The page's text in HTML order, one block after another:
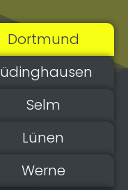
Dortmund
Selm
Lünen
Werne